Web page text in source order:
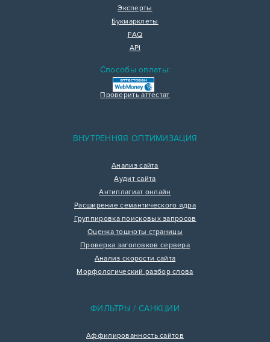
Эксперты
Букмарклеты
FAQ
API
Способы оплаты:
Проверить аттестат
ВНУТРЕННЯЯ ОПТИМИЗАЦИЯ
Анализ сайта
Аудит сайта
Антиплагиат онлайн
Расширение семантического ядра
Группировка поисковых запросов
Оценка тошноты страницы
Проверка заголовков сервера
Анализ скорости сайта
Морфологический разбор слова
ФИЛЬТРЫ / САНКЦИИ
Аффилированность сайтов